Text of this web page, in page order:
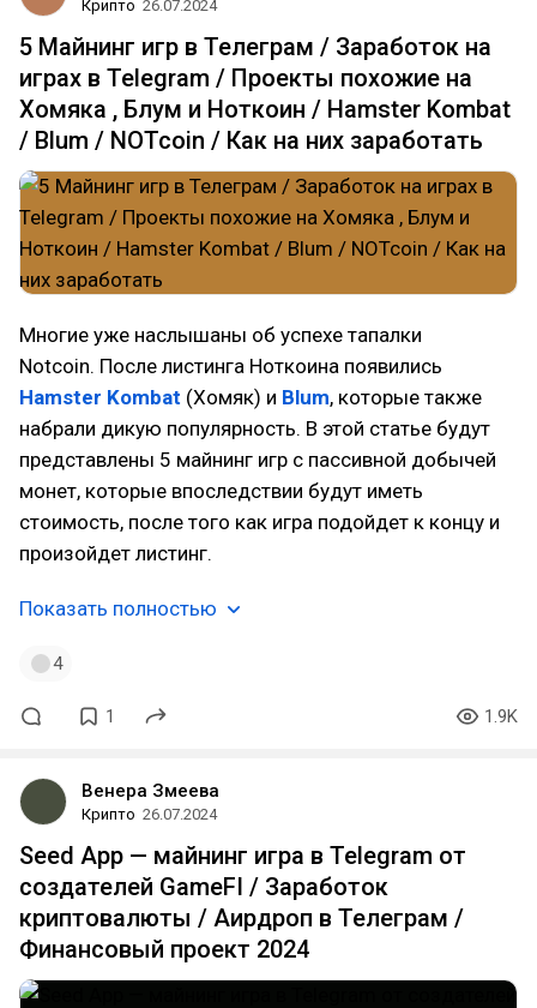
Крипто 26.07.2024
5 Майнинг игр в Телеграм / Заработок на
играх в Telegram / Проекты похожие на
Хомяка , Блум и Ноткоин / Hamster Kombat
/ Blum / NOTcoin / Как на них заработать
Многие уже наслышаны об успехе тапалки
Notcoin. После листинга Ноткоина появились
Hamster Kombat (Хомяк) и Blum, которые также
набрали дикую популярность. В этой статье будут
представлены 5 майнинг игр с пассивной добычей
монет, которые впоследствии будут иметь
стоимость, после того как игра подойдет к концу и
произойдет листинг.
Показать полностью
4
1 1.9K
Венера Змеева
Крипто 26.07.2024
Seed App — майнинг игра в Telegram от
создателей GameFI / Заработок
криптовалюты / Аирдроп в Телеграм /
Финансовый проект 2024